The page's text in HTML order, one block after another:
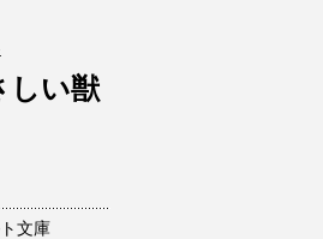
い獣
文庫